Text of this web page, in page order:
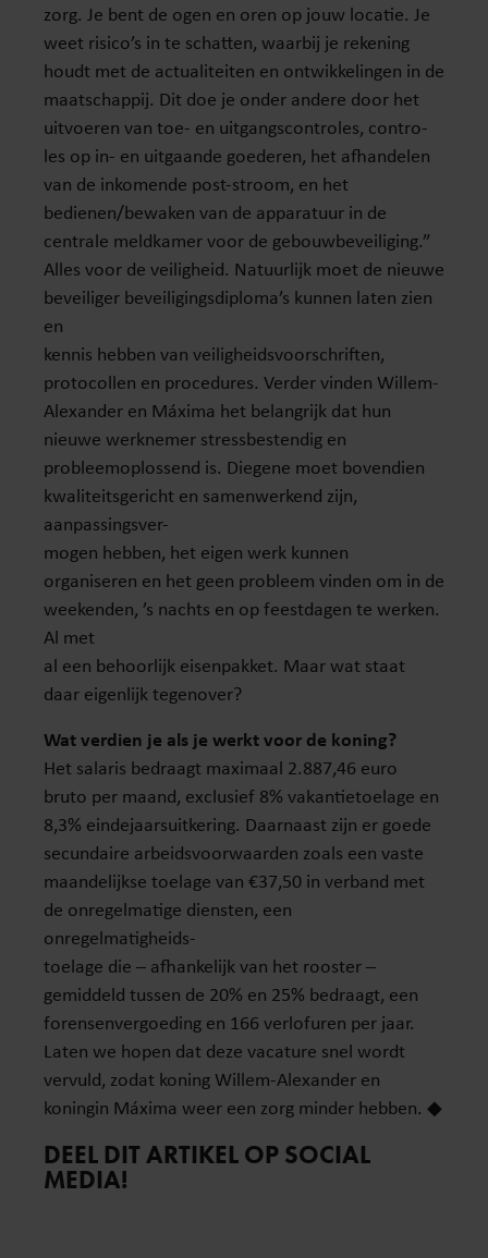
zorg. Je bent de ogen en oren op jouw locatie. Je
weet risico’s in te schatten, waarbij je rekening
houdt met de actualiteiten en ontwikkelingen in de
maatschappij. Dit doe je onder andere door het
uitvoeren van toe- en uitgangscontroles, contro-
les op in- en uitgaande goederen, het afhandelen
van de inkomende post-stroom, en het
bedienen/bewaken van de apparatuur in de
centrale meldkamer voor de gebouwbeveiliging.”
Alles voor de veiligheid. Natuurlijk moet de nieuwe
beveiliger beveiligingsdiploma’s kunnen laten zien
en
kennis hebben van veiligheidsvoorschriften,
protocollen en procedures. Verder vinden Willem-
Alexander en Máxima het belangrijk dat hun
nieuwe werknemer stressbestendig en
probleemoplossend is. Diegene moet bovendien
kwaliteitsgericht en samenwerkend zijn,
aanpassingsver-
mogen hebben, het eigen werk kunnen
organiseren en het geen probleem vinden om in de
weekenden, ’s nachts en op feestdagen te werken.
Al met
al een behoorlijk eisenpakket. Maar wat staat
daar eigenlijk tegenover?
Wat verdien je als je werkt voor de koning?
Het salaris bedraagt maximaal 2.887,46 euro
bruto per maand, exclusief 8% vakantietoelage en
8,3% eindejaarsuitkering. Daarnaast zijn er goede
secundaire arbeidsvoorwaarden zoals een vaste
maandelijkse toelage van €37,50 in verband met
de onregelmatige diensten, een
onregelmatigheids-
toelage die – afhankelijk van het rooster –
gemiddeld tussen de 20% en 25% bedraagt, een
forensenvergoeding en 166 verlofuren per jaar.
Laten we hopen dat deze vacature snel wordt
vervuld, zodat koning Willem-Alexander en
koningin Máxima weer een zorg minder hebben. ◆
DEEL DIT ARTIKEL OP SOCIAL
MEDIA!